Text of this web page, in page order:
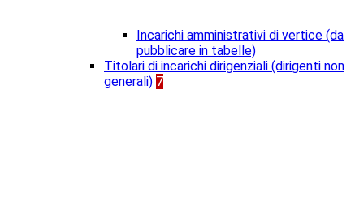
Incarichi amministrativi di vertice (da
pubblicare in tabelle)
Titolari di incarichi dirigenziali (dirigenti non
generali) 7